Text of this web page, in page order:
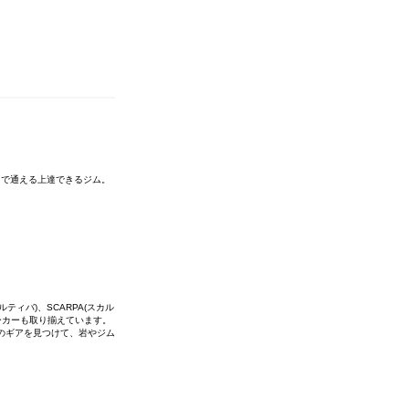
通える上達できるジム。
ティバ)、SCARPA(スカル
ーも取り揃えています。
ギアを見つけて、岩やジム